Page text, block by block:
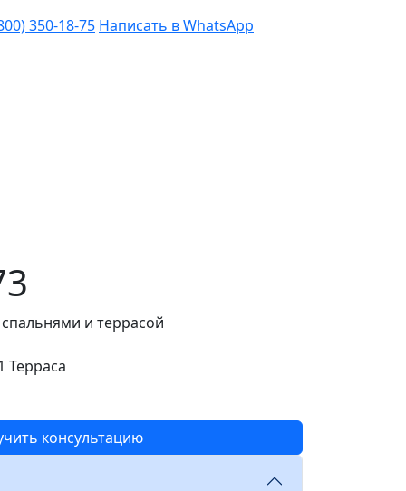
350-18-75 Написать в WhatsApp
и террасой
Терраса
консультацию